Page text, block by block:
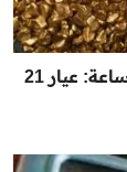
قفزة تاريخية لأسعار الذهب في مصر خلال 24 ساعة: عيار 21